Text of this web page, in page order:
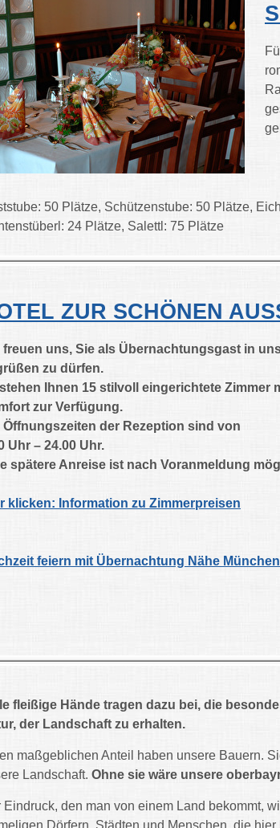
50 Plätze, Schützenstube: 50 Plätze,
24 Plätze, Salettl: 75 Plätze
ZUR SCHÖNEN
freuen uns, Sie als Übernachtungsgast in
zu dürfen.
Ihnen 15 stilvoll eingerichtete Zimmer
zur Verfügung.
Öffnungszeiten der Rezeption sind von
Uhr – 24.00 Uhr.
spätere Anreise ist nach Voranmeldung
klicken: Information zu Zimmerpreisen
feiern mit Übernachtung Nähe München
fleißige Hände tragen dazu bei, die
der Landschaft zu erhalten.
maßgeblichen Anteil haben unsere Bauern.
Landschaft. Ohne sie wäre unsere
Eindruck, den man von einem Land bekommt,
Dörfern, Städten und Menschen, die